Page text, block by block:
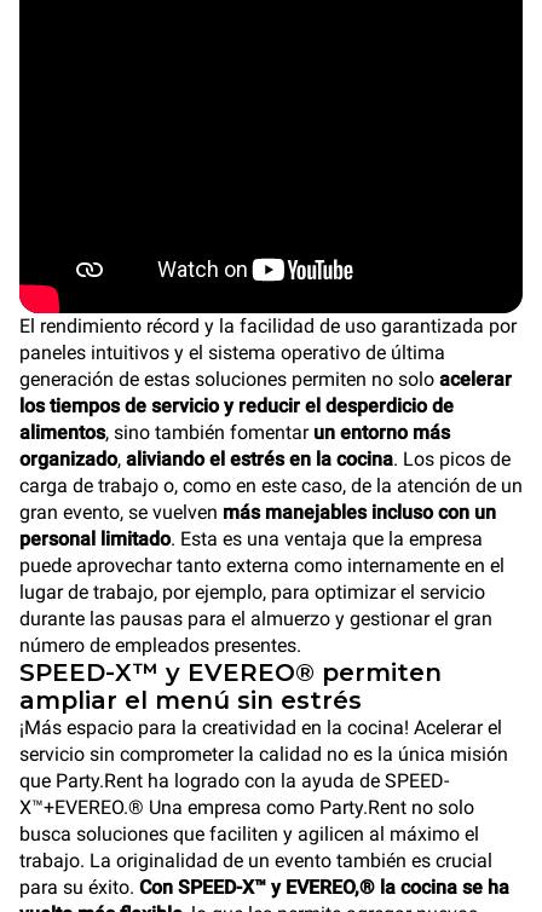
El rendimiento récord y la facilidad de uso garantizada por
paneles intuitivos y el sistema operativo de última
generación de estas soluciones permiten no solo acelerar
los tiempos de servicio y reducir el desperdicio de
alimentos, sino también fomentar un entorno más
organizado, aliviando el estrés en la cocina. Los picos de
carga de trabajo o, como en este caso, de la atención de un
gran evento, se vuelven más manejables incluso con un
personal limitado. Esta es una ventaja que la empresa
puede aprovechar tanto externa como internamente en el
lugar de trabajo, por ejemplo, para optimizar el servicio
durante las pausas para el almuerzo y gestionar el gran
número de empleados presentes.
SPEED-X™ y EVEREO® permiten
ampliar el menú sin estrés
¡Más espacio para la creatividad en la cocina! Acelerar el
servicio sin comprometer la calidad no es la única misión
que Party.Rent ha logrado con la ayuda de SPEED-
X™+EVEREO.® Una empresa como Party.Rent no solo
busca soluciones que faciliten y agilicen al máximo el
trabajo. La originalidad de un evento también es crucial
para su éxito. Con SPEED-X™ y EVEREO,® la cocina se ha